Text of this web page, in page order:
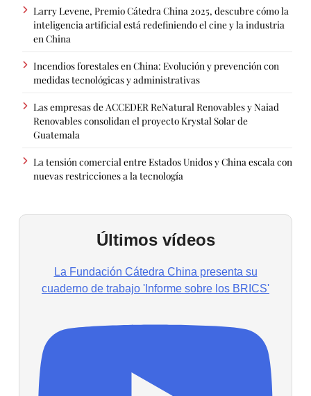
Larry Levene, Premio Cátedra China 2025, descubre cómo la
inteligencia artificial está redefiniendo el cine y la industria
en China
Incendios forestales en China: Evolución y prevención con
medidas tecnológicas y administrativas
Las empresas de ACCEDER ReNatural Renovables y Naiad
Renovables consolidan el proyecto Krystal Solar de
Guatemala
La tensión comercial entre Estados Unidos y China escala con
nuevas restricciones a la tecnología
Últimos vídeos
La Fundación Cátedra China presenta su
cuaderno de trabajo 'Informe sobre los BRICS'